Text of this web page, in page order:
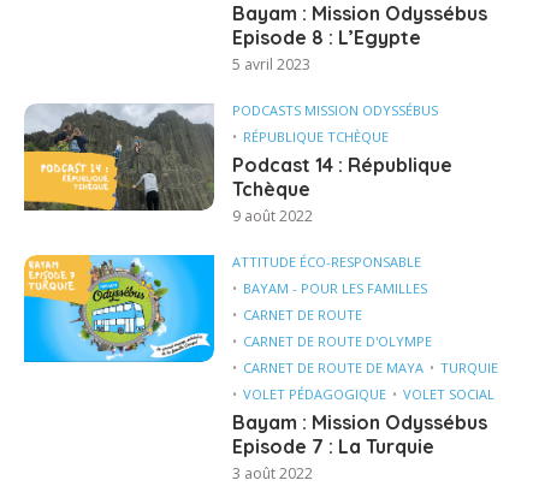
Bayam : Mission Odyssébus
Episode 8 : L’Egypte
5 avril 2023
PODCASTS MISSION ODYSSÉBUS
RÉPUBLIQUE TCHÈQUE
Podcast 14 : République
Tchèque
9 août 2022
ATTITUDE ÉCO-RESPONSABLE
BAYAM - POUR LES FAMILLES
CARNET DE ROUTE
CARNET DE ROUTE D'OLYMPE
CARNET DE ROUTE DE MAYA
TURQUIE
VOLET PÉDAGOGIQUE
VOLET SOCIAL
Bayam : Mission Odyssébus
Episode 7 : La Turquie
3 août 2022